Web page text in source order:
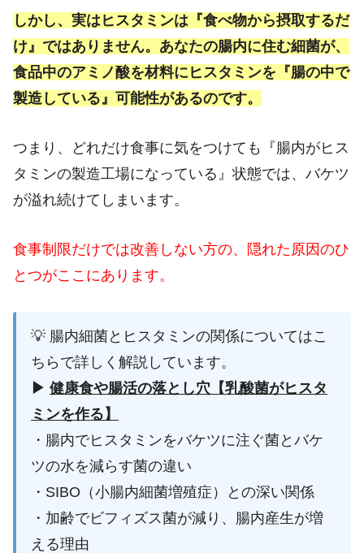
しかし、実はヒスタミンは『食べ物から摂取するだ
け』ではありません。あなたの腸内に住む細菌が、
食品中のアミノ酸を材料にヒスタミンを『腸の中で
製造している』可能性があるのです。
つまり、どれだけ食事に気をつけても『腸内がヒス
タミンの製造工場になっている』状態では、バケツ
が溢れ続けてしまいます。
食事制限だけでは改善しない方の、隠れた原因のひ
とつがここにあります。
💡 腸内細菌とヒスタミンの関係についてはこ
ちらで詳しく解説しています。
▶ 健康食や腸活の落とし穴【乳酸菌がヒスタ
ミンを作る】
・腸内でヒスタミンをバケツに注ぐ菌とバケ
ツの水を減らす菌の違い
・ SIBO （小腸内細菌増殖症）との深い関係
・加齢でビフィズス菌が減り、腸内産生が増
える理由